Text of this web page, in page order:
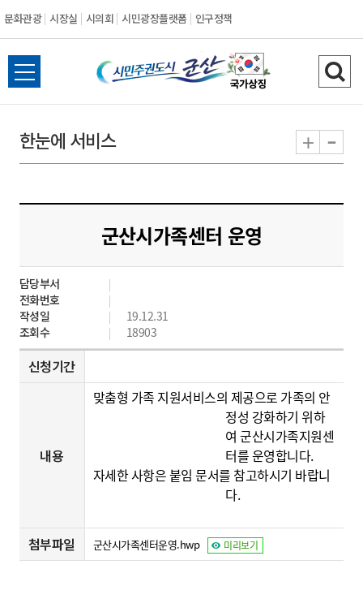
문화관광 시장실 시의회 시민광장플랫폼 인구정책
시
민
도
시
전
체
뉴
열
검
색
기
한눈에 서비스 + -
군산시가족센터 운영
담당부서
전화번호
작성일
19.12.31
조회수
18903
신청기간
내용
맞춤형 가족 지원서비스의 제공으로 가족의 안
정성 강화하기 위하
여 군산시가족지원센
터를 운영합니다.
자세한 사항은 붙임 문서를 참고하시기 바랍니
다.
첨부파일 군산시가족센터운영.hwp 미리보기